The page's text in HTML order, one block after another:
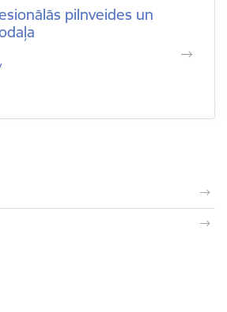
pilnveides un